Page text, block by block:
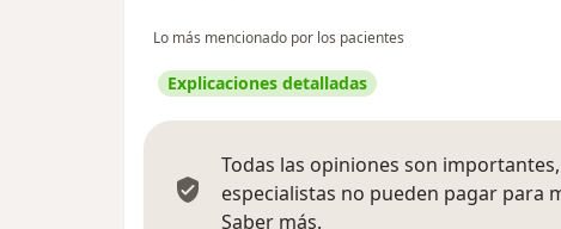
Lo más mencionado por los pacientes
Explicaciones detalladas
Todas las opiniones son
especialistas no pueden pagar para
Saber más.